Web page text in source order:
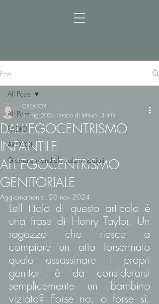
Post
All Posts
RADIO
ARTICOLI
Giornata mondiale calzini spaiati
All Posts
DALL'EGOCENTRISMO
INFANTILE
ALL'EGOCENTRISMO
GENITORIALE
CREATOR
3 mag 2024 Tempo di lettura: 3 min
Aggiornamento: 26 nov 2024
LeIl titolo di questo articolo è
una frase di Henry Taylor. Un
ragazzo che riesce a
compiere un atto forsennato
quale assassinare i propri
genitori è da considerarsi
semplicemente un bambino
viziato? Forse no, o forse sì.